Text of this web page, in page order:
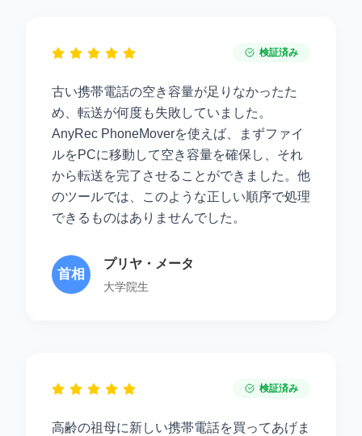
検証済み
古い携帯電話の空き容量が足りなかったた
め、転送が何度も失敗していました。
AnyRec PhoneMoverを使えば、まずファイ
ルをPCに移動して空き容量を確保し、それ
から転送を完了させることができました。他
のツールでは、このような正しい順序で処理
できるものはありませんでした。
首相
プリヤ・メータ
大学院生
検証済み
高齢の祖母に新しい携帯電話を買ってあげま